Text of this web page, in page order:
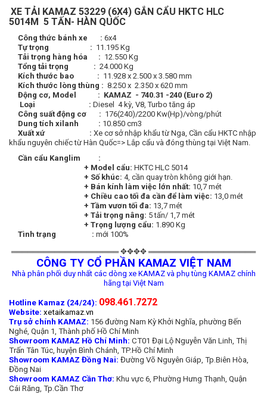
XE TẢI KAMAZ 53229 (6X4) GẮN CẨU HKTC HLC
5014M 5 TẤN- HÀN QUỐC
Công thức bánh xe : 6x4
Tự trọng : 11.195 Kg
Tải trọng hàng hóa : 12.550 Kg
Tổng tải trọng : 24.000 Kg
Kích thước bao : 11.928 x 2.500 x 3.580 mm
Kích thước lòng thùng : 8.250 x 2.350 x 620 mm
Động cơ, Model : KAMAZ - 740.31 -240 (Euro 2)
Loại : Diesel 4 kỳ, V8, Turbo tăng áp
Công suất động cơ : 176(240)/2200 Kw(Hp)/vòng/phút
Dung tích xilanh : 10.850 cm3
Xuất xứ : Xe cơ sở nhập khẩu từ Nga, Cần cẩu HKTC nhập
khẩu nguyên chiếc từ Hàn Quốc=> Lắp cẩu và đóng thùng tại Việt Nam.
Cần cẩu Kanglim :
+ Model cẩu: HKTC HLC 5014
+ Số khúc: 4, cần quay tròn không giới hạn.
+ Bán kính làm việc lớn nhất: 10,7 mét
+ Chiều cao tối đa cần để làm việc: 13,0 mét
+ Tầm vươn tối đa: 13,7 mét
+ Tải trọng nâng: 5 tấn/ 1,7 mét
+ Trọng lượng cẩu: 1.890 Kg
Tình trạng : mới 100%
════════════════════ ✥✥✥✥ ════════════════════
CÔNG TY CỔ PHẦN KAMAZ VIỆT NAM
Nhà phân phối duy nhất các dòng xe KAMAZ và phụ tùng KAMAZ chính
hãng tại Việt Nam
Hotline Kamaz (24/24): 098.461.7272
Website: xetaikamaz.vn
Trụ sở chính KAMAZ: 156 đường Nam Kỳ Khởi Nghĩa, phường Bến
Nghé, Quận 1, Thành phố Hồ Chí Minh
Showroom KAMAZ Hồ Chí Minh: CT01 Đại Lộ Nguyễn Văn Linh, Thị
Trấn Tân Túc, huyện Bình Chánh, TP.Hồ Chí Minh
Showroom KAMAZ Đồng Nai: Đường Võ Nguyên Giáp, Tp.Biên Hòa,
Đồng Nai
Showroom KAMAZ Cần Thơ: Khu vực 6, Phường Hưng Thạnh, Quận
Cái Răng, Tp.Cần Thơ